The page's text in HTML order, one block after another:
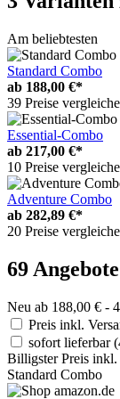
Am beliebtesten
Standard Combo
ab 188,00 €*
39 Preise
Essential-Combo
ab 217,00 €*
10 Preise
Adventure Combo
ab 282,89 €*
20 Preise
69
Neu ab 188,00 € -
Preis inkl.
sofort lieferbar
Billigster Preis inkl.
Standard Combo